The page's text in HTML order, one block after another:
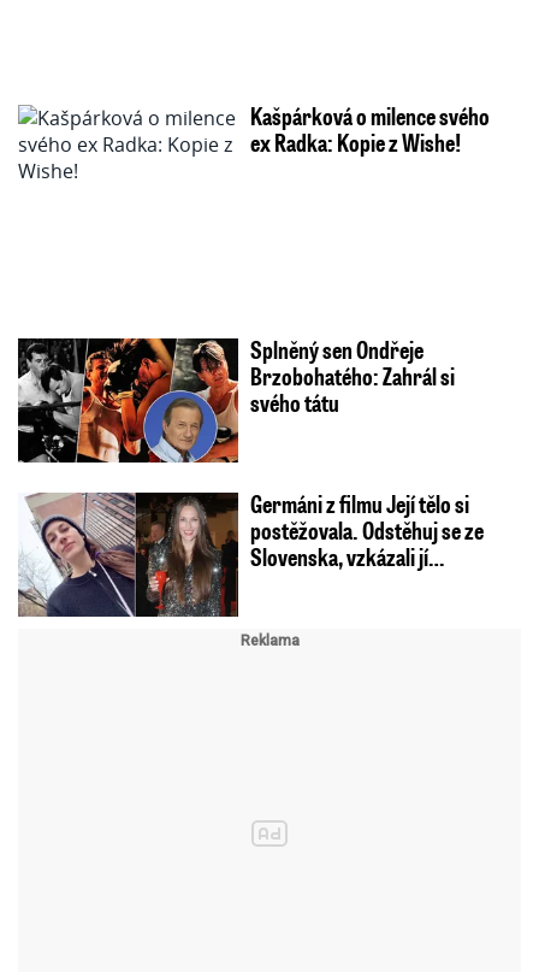
Kašpárková o milence svého
ex Radka: Kopie z Wishe!
Splněný sen Ondřeje
Brzobohatého: Zahrál si
svého tátu
Germáni z filmu Její tělo si
postěžovala. Odstěhuj se ze
Slovenska, vzkázali jí…